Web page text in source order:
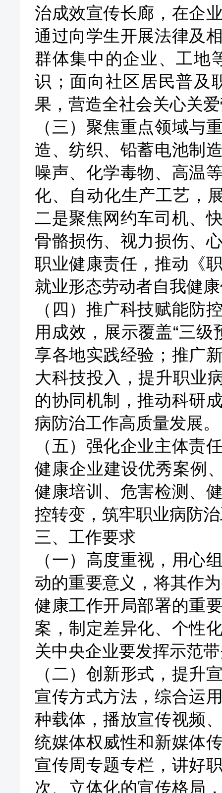
治成效宣传长廊，在企
通过向学生开展法律及
群体集中的企业、工地
识；面向社区居民普及
果，营造全社会关心关
（三）聚焦重点领域与
造、纺织、铅蓄电池制
噪声、化学毒物、高温
化、自动化生产工艺，
二是聚焦网约车司机、
骨骼损伤、视力损伤、
职业健康责任，推动《
就业形态劳动者自我健
（四）推广科技赋能防
用成效，展示覆盖“三级
享各地实践经验；推广
大科技投入，提升职业
的协同机制，推动科研
病防治工作高质量发展。
（五）强化企业主体责
健康企业建设优秀案例
健康培训、危害检测、
控转变，筑牢职业病防
三、工作要求
（一）高度重视， 用心
动的重要意义，将其作
健康工作开局部署的重
案，制定差异化、个性
关中央企业要发挥示范
（二）创新形式，提升
宣传方式方法，综合运
种载体，播放宣传视频
统媒体权威性和新媒体
宣传周专题专栏，讲好
次、立体化的宣传格局